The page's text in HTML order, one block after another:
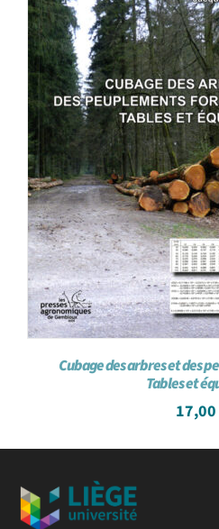
Cubage des arbres et des
Tables et
17,00